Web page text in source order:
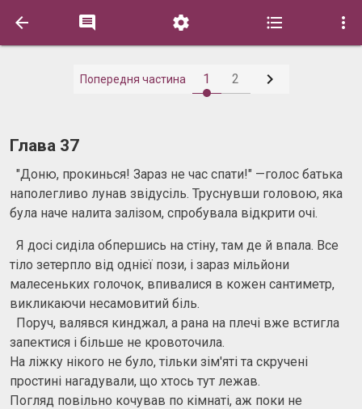
    
Попередня частина 1 2 
Глава 37
"Доню, прокинься! Зараз не час спати!" —голос батька
наполегливо лунав звідусіль. Труснувши головою, яка
була наче налита залізом, спробувала відкрити очі.
Я досі сиділа обпершись на стіну, там де й впала. Все
тіло зетерпло від однієї пози, і зараз мільйони
малесеньких голочок, впивалися в кожен сантиметр,
викликаючи несамовитий біль.
Поруч, валявся кинджал, а рана на плечі вже встигла
запектися і більше не кровоточила.
На ліжку нікого не було, тільки зім'яті та скручені
простині нагадували, що хтось тут лежав.
Погляд повільно кочував по кімнаті, аж поки не